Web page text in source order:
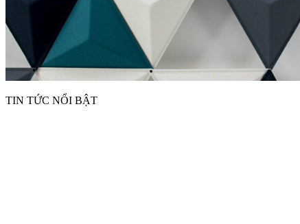
TIN TỨC NỔI BẬT